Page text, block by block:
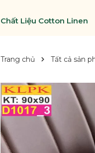
Chất Liệu Cotton Linen
Trang chủ Tất cả sản